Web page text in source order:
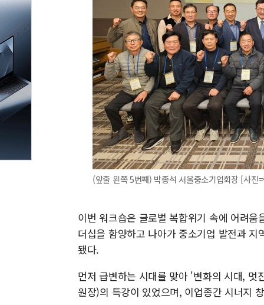
(앞줄 왼쪽 5번째) 박종석 서울중소기업회장 [사진
이번 워크숍은 글로벌 복합위기 속에 어려
더십을 함양하고 나아가 중소기업 발전과
됐다.
먼저 급변하는 시대를 맞아 '변화의 시대,
원장)의 특강이 있었으며, 이업종간 시너지